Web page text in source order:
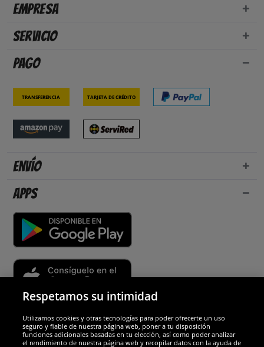
Empresa
Servicio
Pago
Transferencia Tarjeta de crédito
Envío
Apps
Socios y seguridad
Respetamos su intimidad
Utilizamos cookies y otras tecnologías para poder ofrecerte un uso
seguro y fiable de nuestra página web, poner a tu disposición
funciones adicionales basadas en tu elección, así como poder analizar
el rendimiento de nuestra página web y recopilar datos con la ayuda de